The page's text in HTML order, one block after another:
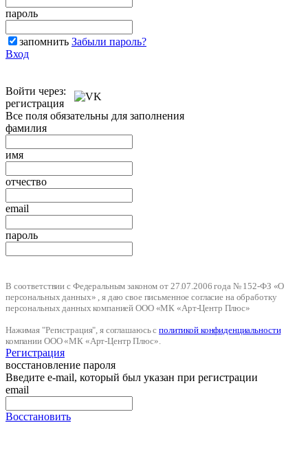
пароль
запомнить Забыли пароль?
Вход
Войти через:
регистрация
Все поля обязательны для заполнения
фамилия
имя
отчество
email
пароль
В соответствии с Федеральным законом от 27.07.2006 года № 152-ФЗ «О
персональных данных» , я даю свое письменное согласие на обработку
персональных данных компанией ООО «МК «Арт-Центр Плюс»
Нажимая "Регистрация", я соглашаюсь сполитикой конфиденциальности
компании ООО «МК «Арт-Центр Плюс».
Регистрация
восстановление пароля
Введите e-mail, который был указан при регистрации
email
Восстановить